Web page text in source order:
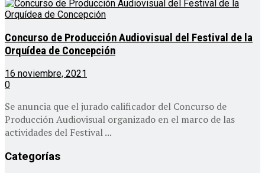
Concurso de Producción Audiovisual del Festival de la
Orquídea de Concepción
16 noviembre, 2021
0
Se anuncia que el jurado calificador del Concurso de
Producción Audiovisual organizado en el marco de las
actividades del Festival ...
Categorías